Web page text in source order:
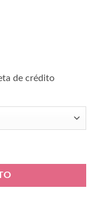
de crédito